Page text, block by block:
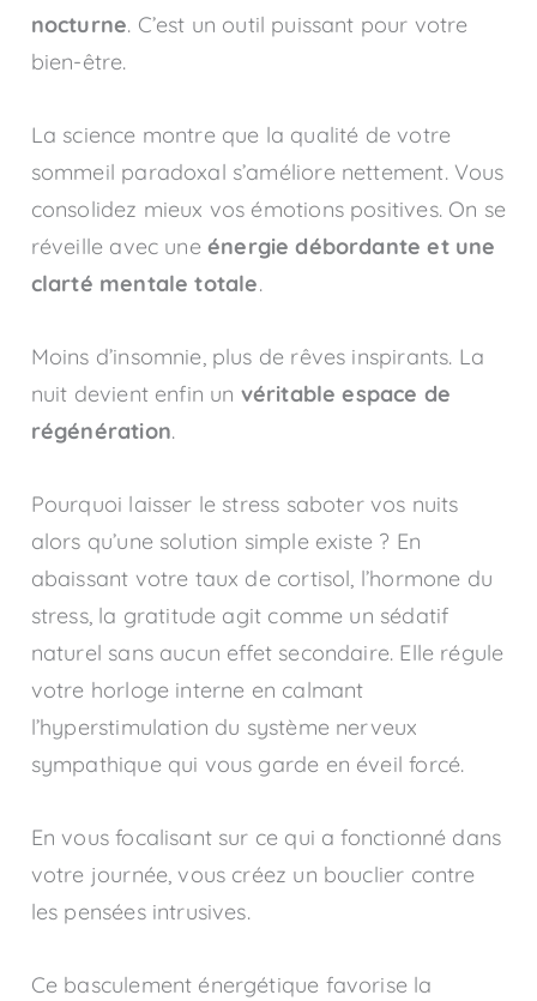
nocturne. C’est un outil puissant pour votre
bien-être.
La science montre que la qualité de votre
sommeil paradoxal s’améliore nettement. Vous
consolidez mieux vos émotions positives. On se
réveille avec une énergie débordante et une
clarté mentale totale.
Moins d’insomnie, plus de rêves inspirants. La
nuit devient enfin un véritable espace de
régénération.
Pourquoi laisser le stress saboter vos nuits
alors qu’une solution simple existe ? En
abaissant votre taux de cortisol, l’hormone du
stress, la gratitude agit comme un sédatif
naturel sans aucun effet secondaire. Elle régule
votre horloge interne en calmant
l’hyperstimulation du système nerveux
sympathique qui vous garde en éveil forcé.
En vous focalisant sur ce qui a fonctionné dans
votre journée, vous créez un bouclier contre
les pensées intrusives.
Ce basculement énergétique favorise la